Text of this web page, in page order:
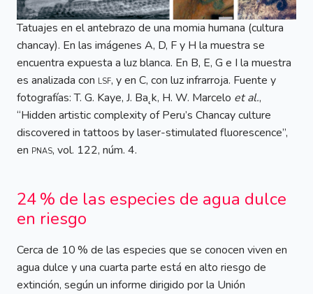
Tatuajes en el antebrazo de una momia humana (cultura
chancay). En las imágenes A, D, F y H la muestra se
encuentra expuesta a luz blanca. En B, E, G e I la muestra
es analizada con lsf, y en C, con luz infrarroja. Fuente y
fotografías: T. G. Kaye, J. Ba˛k, H. W. Marcelo et al.,
“Hidden artistic complexity of Peru’s Chancay culture
discovered in tattoos by laser-stimulated fluorescence”,
en pnas, vol. 122, núm. 4.
24 % de las especies de agua dulce
en riesgo
Cerca de 10 % de las especies que se conocen viven en
agua dulce y una cuarta parte está en alto riesgo de
extinción, según un informe dirigido por la Unión